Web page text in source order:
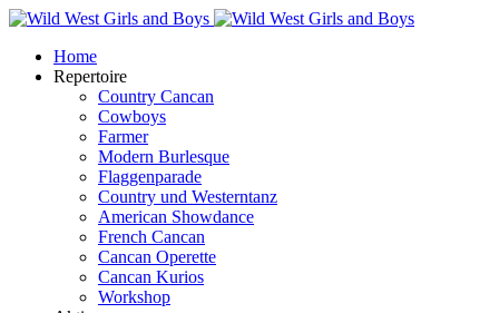
Home
Repertoire
Country Cancan
Cowboys
Farmer
Modern Burlesque
Flaggenparade
Country und Westerntanz
American Showdance
French Cancan
Cancan Operette
Cancan Kurios
Workshop